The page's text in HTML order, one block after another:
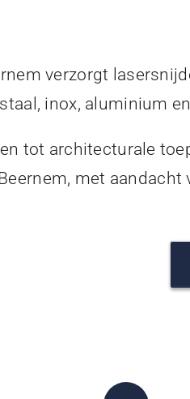
verzorgt
inox, aluminium
tot architecturale
met